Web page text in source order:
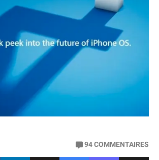
94COMMENTAIRES